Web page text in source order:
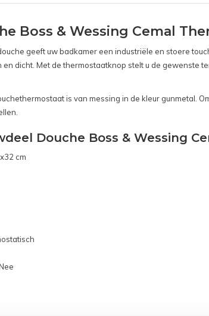
Boss & Wessing Cemal
geeft uw badkamer een industriële en stoere
en dicht. Met de thermostaatknop stelt u de
is van messing in de kleur gunmetal.
Douche Boss & Wessing
cm